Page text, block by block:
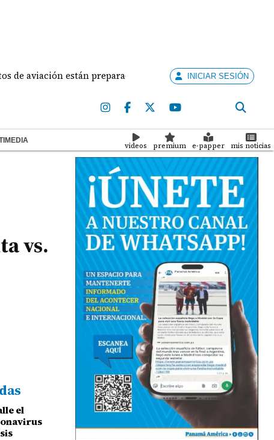
están preparados para ejercer la docenciaINICIAR SESIÓN
videos premium e-papper mis noticias
vs.
el